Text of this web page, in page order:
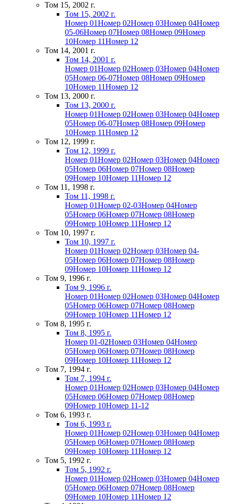
Том 15, 2002 г.
Том 15, 2002 г.
Номер 01Номер 02Номер 03Номер 04Номер
05-06Номер 07Номер 08Номер 09Номер
10Номер 11Номер 12
Том 14, 2001 г.
Том 14, 2001 г.
Номер 01Номер 02Номер 03Номер 04Номер
05Номер 06-07Номер 08Номер 09Номер
10Номер 11Номер 12
Том 13, 2000 г.
Том 13, 2000 г.
Номер 01Номер 02Номер 03Номер 04Номер
05Номер 06-07Номер 08Номер 09Номер
10Номер 11Номер 12
Том 12, 1999 г.
Том 12, 1999 г.
Номер 01Номер 02Номер 03Номер 04Номер
05Номер 06Номер 07Номер 08Номер
09Номер 10Номер 11Номер 12
Том 11, 1998 г.
Том 11, 1998 г.
Номер 01Номер 02-03Номер 04Номер
05Номер 06Номер 07Номер 08Номер
09Номер 10Номер 11Номер 12
Том 10, 1997 г.
Том 10, 1997 г.
Номер 01Номер 02Номер 03Номер 04-
05Номер 06Номер 07Номер 08Номер
09Номер 10Номер 11Номер 12
Том 9, 1996 г.
Том 9, 1996 г.
Номер 01Номер 02Номер 03Номер 04Номер
05Номер 06Номер 07Номер 08Номер
09Номер 10Номер 11Номер 12
Том 8, 1995 г.
Том 8, 1995 г.
Номер 01-02Номер 03Номер 04Номер
05Номер 06Номер 07Номер 08Номер
09Номер 10Номер 11Номер 12
Том 7, 1994 г.
Том 7, 1994 г.
Номер 01Номер 02Номер 03Номер 04Номер
05Номер 06Номер 07Номер 08Номер
09Номер 10Номер 11-12
Том 6, 1993 г.
Том 6, 1993 г.
Номер 01Номер 02Номер 03Номер 04Номер
05Номер 06Номер 07Номер 08Номер
09Номер 10Номер 11Номер 12
Том 5, 1992 г.
Том 5, 1992 г.
Номер 01Номер 02Номер 03Номер 04Номер
05Номер 06Номер 07Номер 08Номер
09Номер 10Номер 11Номер 12